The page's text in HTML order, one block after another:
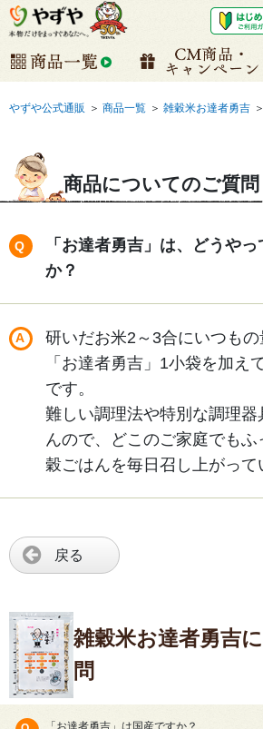
やずや公式通販 ＞ 商品一覧 ＞ 雑穀米お達者勇吉 ＞
商品についてのご質問
「お達者勇吉」は、どうや
か？
研いだお米2～3合にいつもの
「お達者勇吉」1小袋を加え
です。
難しい調理法や特別な調理
んので、どこのご家庭でも
穀ごはんを毎日召し上がって
戻る
雑穀米お達者勇吉
問